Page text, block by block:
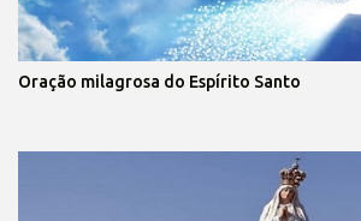
Oração milagrosa do Espírito Santo